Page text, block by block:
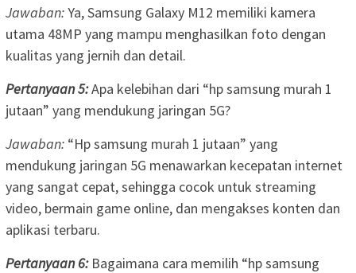
Jawaban:Ya, Samsung Galaxy M12 memiliki kamera
utama 48MP yang mampu menghasilkan foto dengan
kualitas yang jernih dan detail.
Pertanyaan 5:Apa kelebihan dari “hp samsung murah 1
jutaan” yang mendukung jaringan 5G?
Jawaban: “Hp samsung murah 1 jutaan” yang
mendukung jaringan 5G menawarkan kecepatan internet
yang sangat cepat, sehingga cocok untuk streaming
video, bermain game online, dan mengakses konten dan
aplikasi terbaru.
Pertanyaan 6:Bagaimana cara memilih “hp samsung